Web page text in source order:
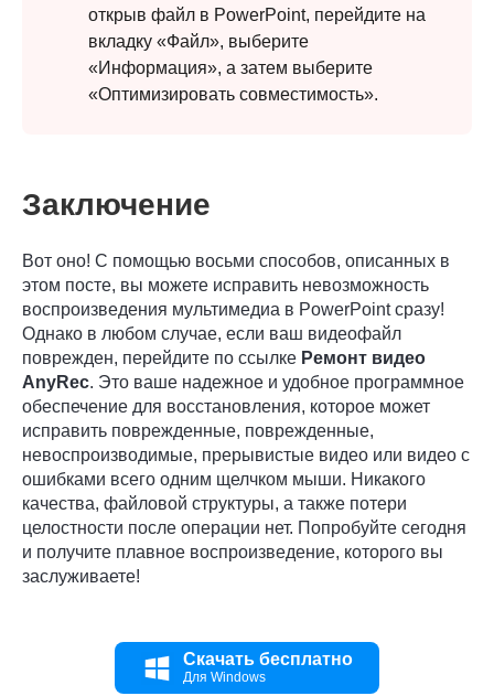
открыв файл в PowerPoint, перейдите на
вкладку «Файл», выберите
«Информация», а затем выберите
«Оптимизировать совместимость».
Заключение
Вот оно! С помощью восьми способов, описанных в
этом посте, вы можете исправить невозможность
воспроизведения мультимедиа в PowerPoint сразу!
Однако в любом случае, если ваш видеофайл
поврежден, перейдите по ссылке Ремонт видео
AnyRec. Это ваше надежное и удобное программное
обеспечение для восстановления, которое может
исправить поврежденные, поврежденные,
невоспроизводимые, прерывистые видео или видео с
ошибками всего одним щелчком мыши. Никакого
качества, файловой структуры, а также потери
целостности после операции нет. Попробуйте сегодня
и получите плавное воспроизведение, которого вы
заслуживаете!
Скачать бесплатно
Для Windows